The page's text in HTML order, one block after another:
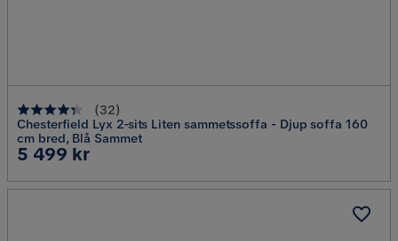
(32)
Chesterfield Lyx 2-sits Liten sammetssoffa - Djup soffa 160
cm bred, Blå Sammet
Pris
5 499 kr